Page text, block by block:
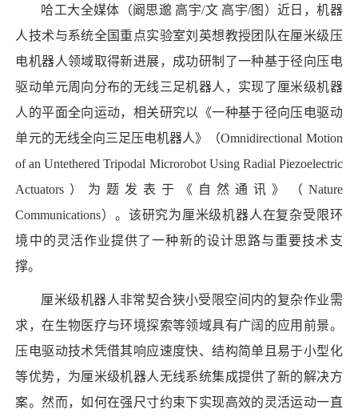
哈工大全媒体（阚思邈 高宇/文 高宇/图）近日，机器
人技术与系统全国重点实验室刘英想教授团队在厘米级压
电机器人领域取得新进展，成功研制了一种基于径向压电
驱动单元周向分布的无线三足机器人，实现了厘米级机器
人的平面全向运动，相关研究以《一种基于径向压电驱动
单元的无线全向三足压电机器人》（Omnidirectional Motion
of an Untethered Tripodal Microrobot Using Radial Piezoelectric
Actuators）为题发表于《自然通讯》（Nature
Communications）。该研究为厘米级机器人在复杂受限环
境中的灵活作业提供了一种新的设计思路与重要技术支
撑。
厘米级机器人非常契合狭小受限空间内的复杂作业需
求，在生物医疗与环境探索等领域具有广阔的应用前景。
压电驱动技术凭借其响应速度快、结构简单且易于小型化
等优势，为厘米级机器人无线系统集成提供了新的解决方
案。然而，如何在强尺寸约束下实现高效的灵活运动一直